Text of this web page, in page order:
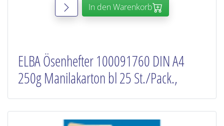
In den Warenkorb
ELBA Ösenhefter 100091760 DIN A4
250g Manilakarton bl 25 St./Pack.,